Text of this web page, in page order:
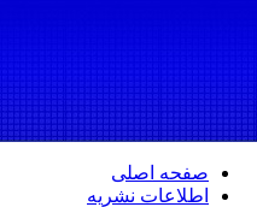
صفحه اصلی
اطلاعات نشریه